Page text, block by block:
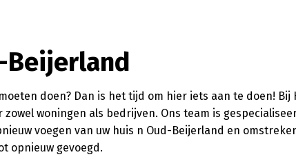
Beijerland
doen? Dan is het tijd om hier iets aan te doen! Bij
woningen als bedrijven. Ons team is
voegen van uw huis n Oud-Beijerland en
opnieuw gevoegd.